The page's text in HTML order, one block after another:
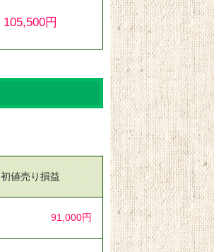
105,500円
初値売り損益
91,000円